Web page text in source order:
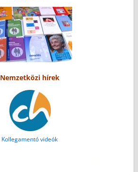
Nemzetközi hírek
Kollegamentó videók